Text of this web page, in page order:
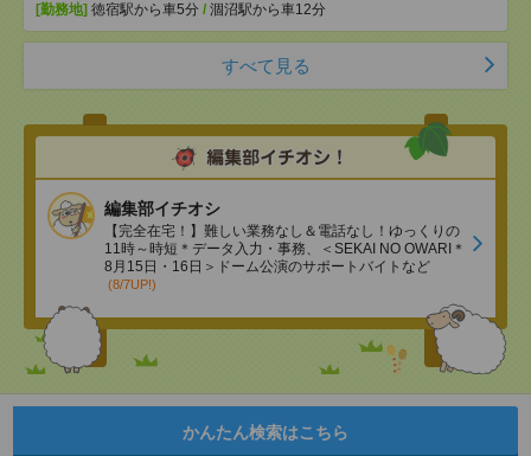
[勤務地] 徳宿駅から車5分 / 涸沼駅から車12分
すべて見る
編集部イチオシ
【完全在宅！】難しい業務なし＆電話なし！ゆっくりの
11時～時短＊データ入力・事務、＜SEKAI NO OWARI＊
8月15日・16日＞ドーム公演のサポートバイトなど
(8/7UP!)
かんたん検索はこちら